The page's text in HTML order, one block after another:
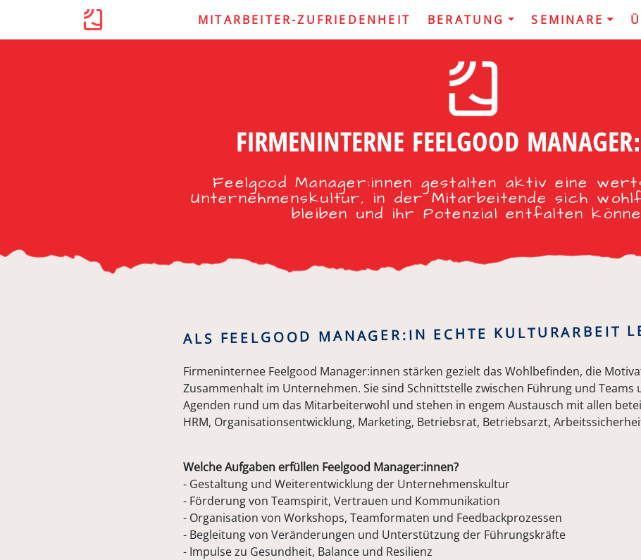
MITARBEITER-ZUFRIEDENHEIT BERATUNG SEMINARE
FIRMENINTERNE FEELGOOD
Feelgood Manager:innen gestalten aktiv eine
Unternehmenskultur, in der Mitarbeitende sich
bleiben und ihr Potenzial entfalten
ALS FEELGOOD MANAGER:IN ECHTE KULTURARBEIT
Firmeninternee Feelgood Manager:innen stärken gezielt das Wohlbefinden, die
Zusammenhalt im Unternehmen. Sie sind Schnittstelle zwischen Führung und
Agenden rund um das Mitarbeiterwohl und stehen in engem Austausch mit allen
HRM, Organisationsentwicklung, Marketing, Betriebsrat, Betriebsarzt,
Welche Aufgaben erfüllen Feelgood Manager:innen?
- Gestaltung und Weiterentwicklung der Unternehmenskultur
- Förderung von Teamspirit, Vertrauen und Kommunikation
- Organisation von Workshops, Teamformaten und Feedbackprozessen
- Begleitung von Veränderungen und Unterstützung der Führungskräfte
- Impulse zu Gesundheit, Balance und Resilienz